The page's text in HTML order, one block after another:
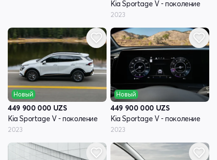
Kia Sportage V - поколение
2023
Новый
449 900 000 UZS
Kia Sportage V - поколение
2023
Новый
449 900 000 UZS
Kia Sportage V - поколение
2023